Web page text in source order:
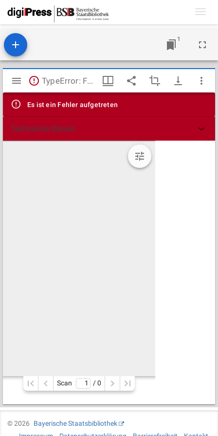
1
Mirador
Viewer
TypeError: Failed to fetch
Es ist ein Fehler aufgetreten
Technische Details
Scan / 0
©2026
Bayerische Staatsbibliothek